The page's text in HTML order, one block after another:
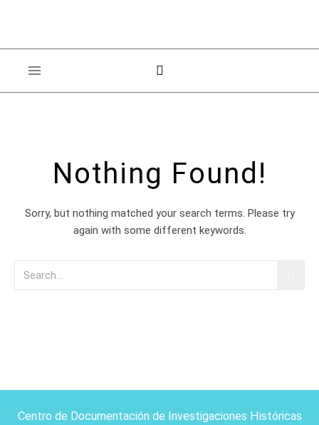
Nothing Found!
Sorry, but nothing matched your search terms. Please try
again with some different keywords.
Centro de Documentación de Investigaciones Históricas